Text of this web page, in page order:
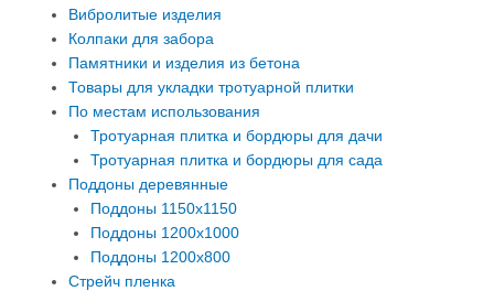
Вибролитые изделия
Колпаки для забора
Памятники и изделия из бетона
Товары для укладки тротуарной плитки
По местам использования
Тротуарная плитка и бордюры для дачи
Тротуарная плитка и бордюры для сада
Поддоны деревянные
Поддоны 1150х1150
Поддоны 1200х1000
Поддоны 1200х800
Стрейч пленка